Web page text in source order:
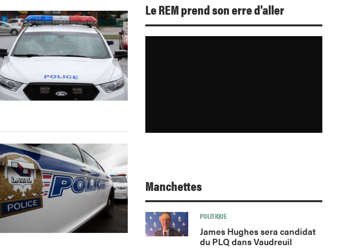
Le REM prend son erre d'aller
Manchettes
POLITIQUE
James Hughes sera candidat
du PLQ dans Vaudreuil